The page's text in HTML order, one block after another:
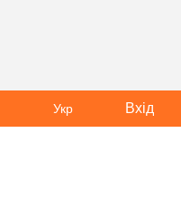
Укр Вхід